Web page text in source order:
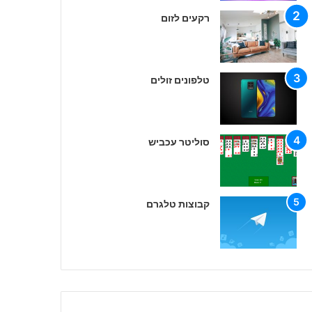
רקעים לזום
טלפונים זולים
סוליטר עכביש
קבוצות טלגרם